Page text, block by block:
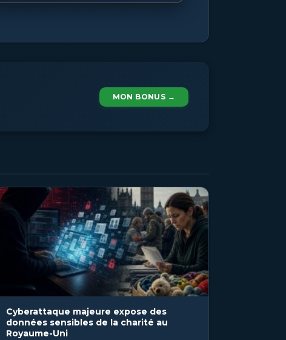
MON BONUS →
Cyberattaque majeure expose des
données sensibles de la charité au
Royaume-Uni